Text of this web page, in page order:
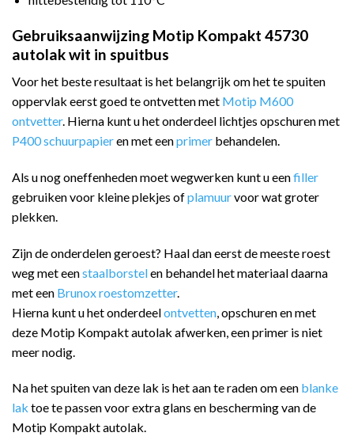
Gebruiksaanwijzing Motip Kompakt 45730
autolak wit in spuitbus
Voor het beste resultaat is het belangrijk om het te spuiten
oppervlak eerst goed te ontvetten met Motip M600
ontvetter. Hierna kunt u het onderdeel lichtjes opschuren met
P400 schuurpapieren met eenprimer behandelen.
Als u nog oneffenheden moet wegwerken kunt u eenfiller
gebruiken voor kleine plekjes ofplamuurvoor wat groter
plekken.
Zijn de onderdelen geroest? Haal dan eerst de meeste roest
weg met eenstaalborstelen behandel het materiaal daarna
met een Brunox roestomzetter.
Hierna kunt u het onderdeelontvetten , opschuren en met
deze Motip Kompakt autolak afwerken, een primer is niet
meer nodig.
Na het spuiten van deze lak is het aan te raden om een blanke
lak toe te passen voor extra glans en bescherming van de
Motip Kompakt autolak.